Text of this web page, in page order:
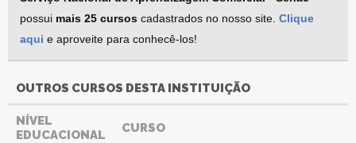
possui mais 25 cursos cadastrados no nosso site. Clique
aqui e aproveite para conhecê-los!
OUTROS CURSOS DESTA INSTITUIÇÃO
NÍVEL
EDUCACIONAL
CURSO